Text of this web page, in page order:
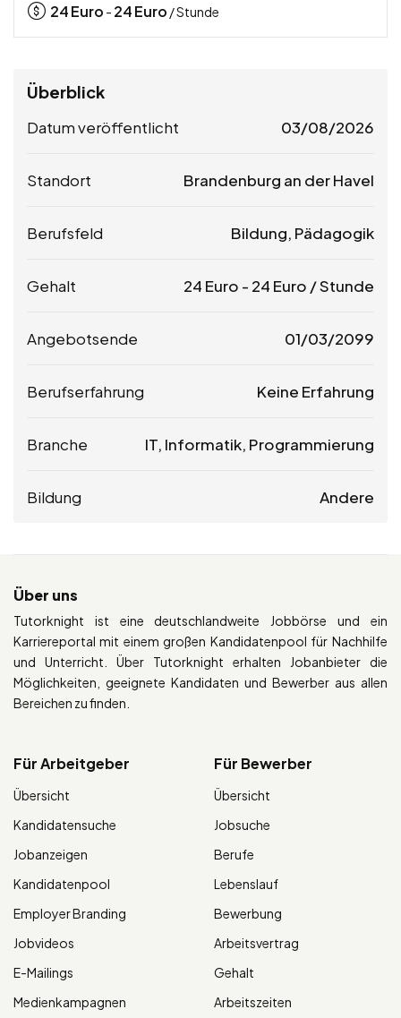
24Euro - 24Euro / Stunde
Überblick
Datum veröffentlicht 03/08/2026
Standort Brandenburg an der Havel
Berufsfeld Bildung, Pädagogik
Gehalt 24 Euro - 24 Euro / Stunde
Angebotsende 01/03/2099
Berufserfahrung Keine Erfahrung
Branche IT, Informatik, Programmierung
Bildung Andere
Über uns
Tutorknight ist eine deutschlandweite Jobbörse und ein
Karriereportal mit einem großen Kandidatenpool für Nachhilfe
und Unterricht. Über Tutorknight erhalten Jobanbieter die
Möglichkeiten, geeignete Kandidaten und Bewerber aus allen
Bereichen zu finden.
Für Arbeitgeber
Übersicht
Kandidatensuche
Jobanzeigen
Kandidatenpool
Employer Branding
Jobvideos
E-Mailings
Medienkampagnen
Für Bewerber
Übersicht
Jobsuche
Berufe
Lebenslauf
Bewerbung
Arbeitsvertrag
Gehalt
Arbeitszeiten